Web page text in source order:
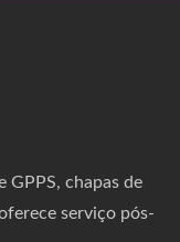
GPPS, chapas de
serviço pós-